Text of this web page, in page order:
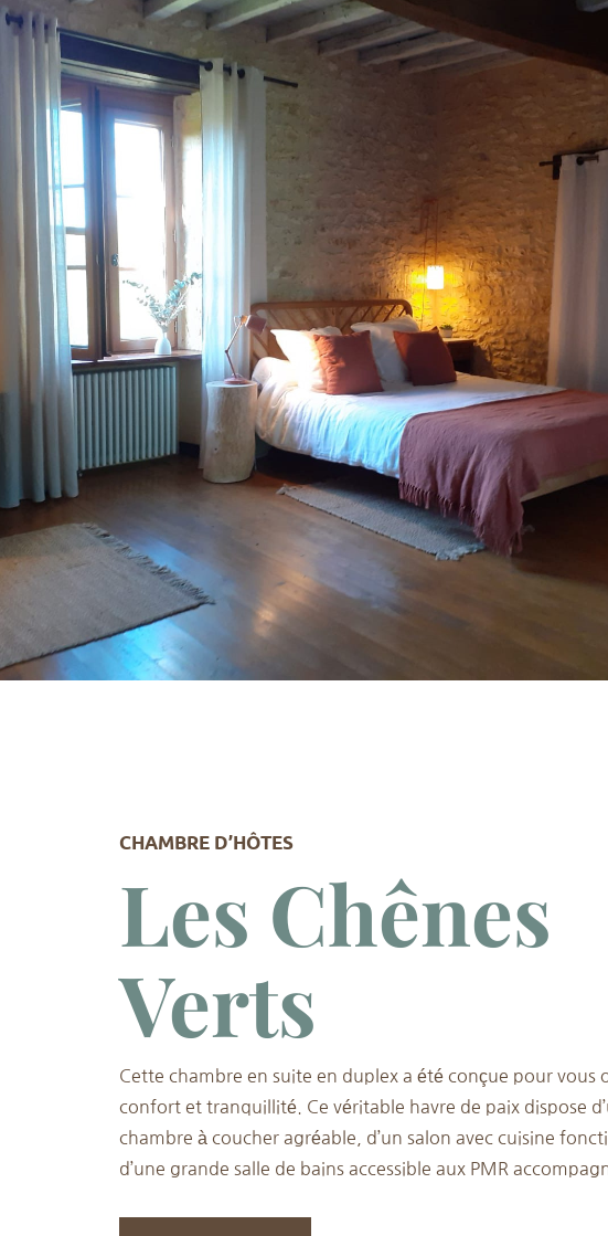
CHAMBRE D’HÔTES
Les Chênes
Verts
Cette chambre en suite en duplex a été conçue pour vous
confort et tranquillité. Ce véritable havre de paix dispose
chambre à coucher agréable, d’un salon avec cuisine
d’une grande salle de bains accessible aux PMR